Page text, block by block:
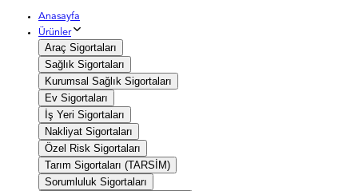
Anasayfa
Ürünler
Araç Sigortaları
Sağlık Sigortaları
Kurumsal Sağlık Sigortaları
Ev Sigortaları
İş Yeri Sigortaları
Nakliyat Sigortaları
Özel Risk Sigortaları
Tarım Sigortaları (TARSİM)
Sorumluluk Sigortaları